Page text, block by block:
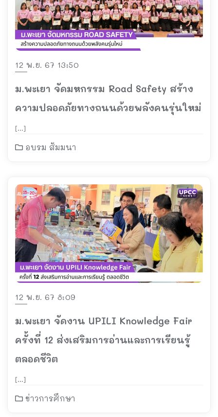
12 พ.ย. 67 13:50
ม.พะเยา จัดมหกรรม Road Safety สร้าง
ความปลอดภัยทางถนนด้วยพลังคนรุ่นใหม่
[…]
อบรม สัมมนา
12 พ.ย. 67 8:09
ม.พะเยา จัดงาน UPILI Knowledge Fair
ครั้งที่ 12 ส่งเสริมการอ่านและการเรียนรู้
ตลอดชีวิต
[…]
ข่าวการศึกษา